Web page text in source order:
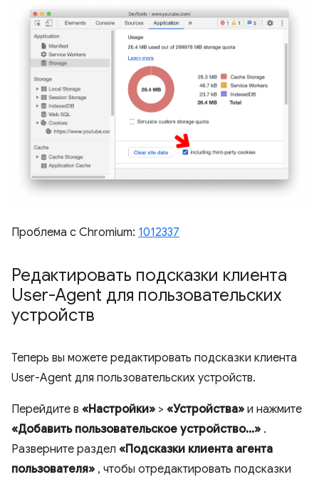
Проблема с Chromium: 1012337
Редактировать подсказки клиента
User-Agent для пользовательских
устройств
Теперь вы можете редактировать подсказки клиента
User-Agent для пользовательских устройств.
Перейдите в «Настройки» > «Устройства» и нажмите
«Добавить пользовательское устройство...» .
Разверните раздел «Подсказки клиента агента
пользователя» , чтобы отредактировать подсказки